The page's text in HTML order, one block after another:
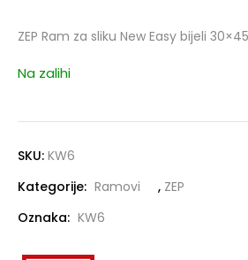
ZEP Ram za sliku New Easy bijeli
Na zalihi
SKU: KW6
Kategorije: Ramovi , ZEP
Oznaka: KW6